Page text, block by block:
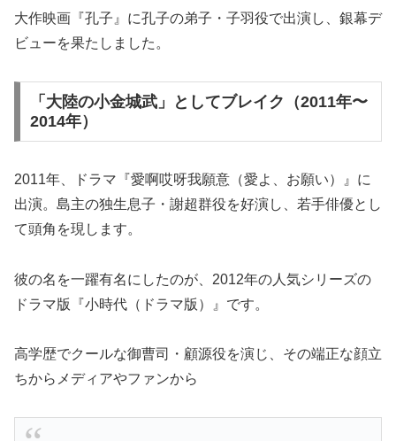
大作映画『孔子』に孔子の弟子・子羽役で出演し、銀幕デ
ビューを果たしました。
「大陸の小金城武」としてブレイク（2011年〜
2014年）
2011年、ドラマ『愛啊哎呀我願意（愛よ、お願い）』に
出演。島主の独生息子・謝超群役を好演し、若手俳優とし
て頭角を現します。
彼の名を一躍有名にしたのが、2012年の人気シリーズの
ドラマ版『小時代（ドラマ版）』です。
高学歴でクールな御曹司・顧源役を演じ、その端正な顔立
ちからメディアやファンから